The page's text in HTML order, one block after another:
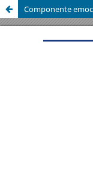
Componente